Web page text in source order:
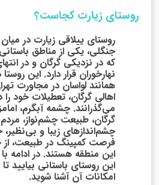
روستای زیارت کجاست؟
روستای ییلاقی زیارت در
جنگلی، یکی از مناطق
که در نزدیکی گرگان و در
نهارخوران قرار دارد. این
همانند لواسان در مجاورت
اهالی گرگان، تعطیلات خود
می‌گذرانند. چشمه آبگرم،
گرگان، طبیعت چشم‌نواز، مردم
چشم‌اندازهای زیبا و
فرصت کمپینگ در طبیعت، از
این منطقه هستند. در ادامه
این روستای باستانی بیایید
امکانات آن آشنا شوید.